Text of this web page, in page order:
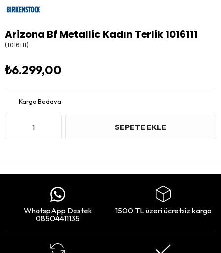
Arizona Bf Metallic Kadın Terlik 1016111
(1016111)
₺6.299,00
Kargo Bedava
WhatspApp Destek
08504411135
1500 TL üzeri ücretsiz kargo